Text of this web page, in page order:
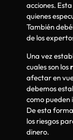
acciones.
quienes
También
de los
Una vez
cuales son los
afectar en
debemos
como pueden
De esta
los riesgos
dinero.